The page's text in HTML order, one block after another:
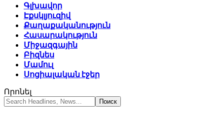
Գլխավոր
Էքսկլյուզիվ
Քաղաքականություն
Հասարակություն
Միջազգային
Բիզնես
Մամուլ
Սոցիալական էջեր
Որոնել